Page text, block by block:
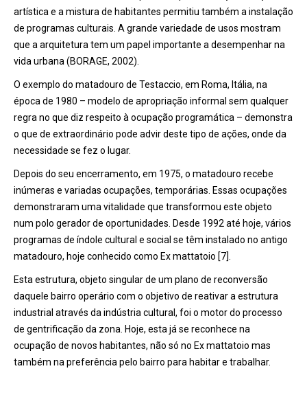
artística e a mistura de habitantes permitiu também a instalação
de programas culturais. A grande variedade de usos mostram
que a arquitetura tem um papel importante a desempenhar na
vida urbana (BORAGE, 2002).
O exemplo do matadouro de Testaccio, em Roma, Itália, na
época de 1980 – modelo de apropriação informal sem qualquer
regra no que diz respeito à ocupação programática – demonstra
o que de extraordinário pode advir deste tipo de ações, onde da
necessidade se fez o lugar.
Depois do seu encerramento, em 1975, o matadouro recebe
inúmeras e variadas ocupações, temporárias. Essas ocupações
demonstraram uma vitalidade que transformou este objeto
num polo gerador de oportunidades. Desde 1992 até hoje, vários
programas de índole cultural e social se têm instalado no antigo
matadouro, hoje conhecido como Ex mattatoio [7].
Esta estrutura, objeto singular de um plano de reconversão
daquele bairro operário com o objetivo de reativar a estrutura
industrial através da indústria cultural, foi o motor do processo
de gentrificação da zona. Hoje, esta já se reconhece na
ocupação de novos habitantes, não só no Ex mattatoio mas
também na preferência pelo bairro para habitar e trabalhar.